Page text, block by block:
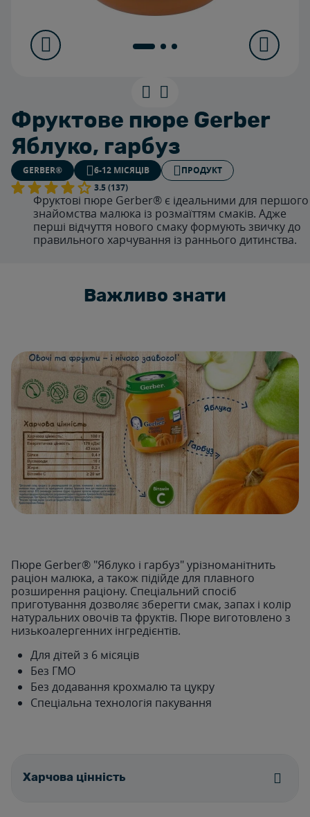
Фруктове пюре Gerber
Яблуко, гарбуз
GERBER® 6-12 МІСЯЦІВ
ПРОДУКТ
3.5 (137)
Фруктові пюре Gerber® є ідеальними для першого
знайомства малюка із розмаїттям смаків. Адже
перші відчуття нового смаку формують звичку до
правильного харчування із раннього дитинства.
Важливо знати
Пюре Gerber® "Яблуко і гарбуз" урізноманітнить
раціон малюка, а також підійде для плавного
розширення раціону. Спеціальний спосіб
приготування дозволяє зберегти смак, запах і колір
натуральних овочів та фруктів. Пюре виготовлено з
низькоалергенних інгредієнтів.
Для дітей з 6 місяців
Без ГМО
Без додавання крохмалю та цукру
Спеціальна технологія пакування
Харчова цінність